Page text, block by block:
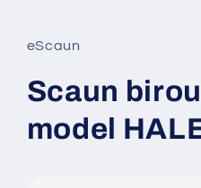
eScaun
Scaun
model